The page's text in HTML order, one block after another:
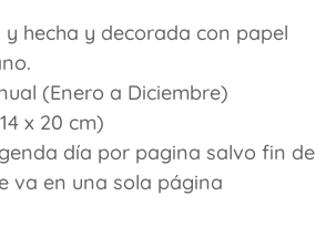
y hecha y decorada con papel
(Enero a Diciembre)
x 20 cm)
día por pagina salvo fin de
va en una sola página